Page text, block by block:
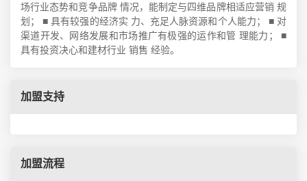
场行业态势和竞争品牌 情况，能制定与四维品牌相适应营销 规
划； ■ 具有较强的经济实 力、充足人脉资源和个人能力； ■ 对
渠道开发、网络发展和市场推广有极强的运作和管 理能力； ■
具有投资决心和建材行业 销售 经验。
加盟支持
加盟流程